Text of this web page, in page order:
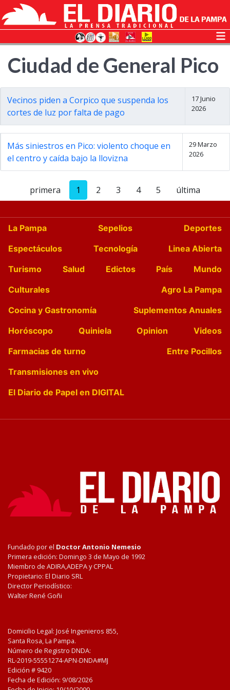
Ciudad de General Pico
Vecinos piden a Corpico que suspenda los
cortes de luz por falta de pago
17 Junio
2026
Más siniestros en Pico: violento choque en
el centro y caída bajo la llovizna
29 Marzo
2026
primera 1 2 3 4 5 última
La Pampa Sepelios
Deportes
Espectáculos
Tecnología
Linea Abierta
Turismo
Salud Edictos País
Mundo
Culturales
Agro La Pampa
Cocina y Gastronomía
Suplementos Anuales
Horóscopo
Quiniela Opinion
Videos
Farmacias de turno
Entre Pocillos
Transmisiones en vivo
El Diario de Papel en DIGITAL
Fundado por el Doctor Antonio Nemesio
Primera edición: Domingo 3 de Mayo de 1992
Miembro de ADIRA,ADEPA y CPPAL
Propietario: El Diario SRL
Director Periodístico:
Walter René Goñi
Domicilio Legal: José Ingenieros 855,
Santa Rosa, La Pampa.
Número de Registro DNDA:
RL-2019-55551274-APN-DNDA#MJ
Edición # 9420
Fecha de Edición: 9/08/2026